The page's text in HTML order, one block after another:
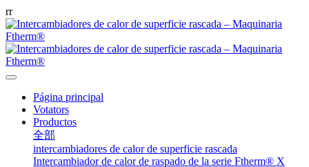
rr
Página principal
Votators
Productos
全部
intercambiadores de calor de superficie rascada
Intercambiador de calor de raspado de la serie Ftherm® X